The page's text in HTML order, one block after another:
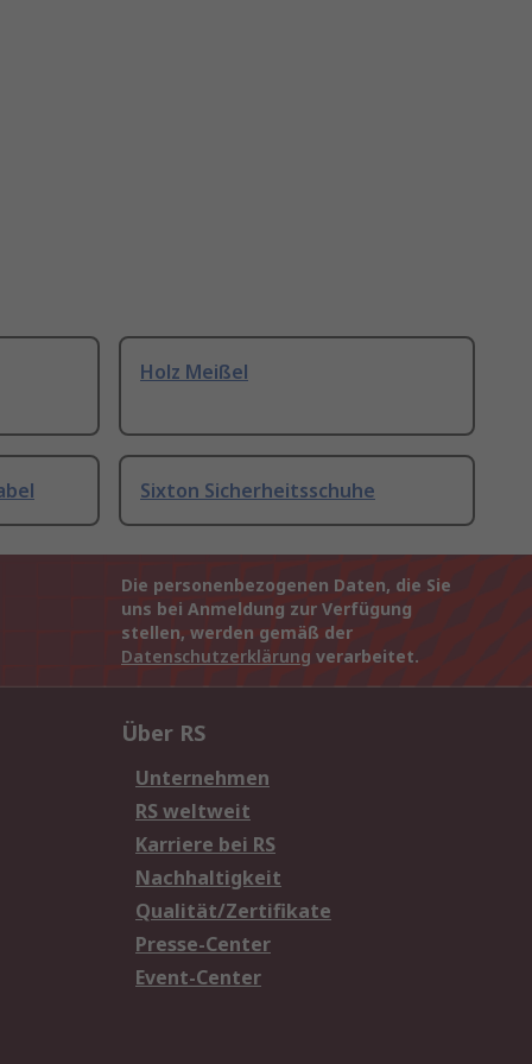
Holz Meißel
Sixton Sicherheitsschuhe
Die personenbezogenen Daten, die Sie
uns bei Anmeldung zur Verfügung
stellen, werden gemäß der
Datenschutzerklärung verarbeitet.
Über RS
Unternehmen
RS weltweit
Karriere bei RS
Nachhaltigkeit
Qualität/Zertifikate
Presse-Center
Event-Center